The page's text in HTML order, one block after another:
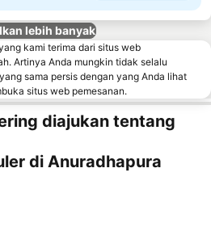
lebih banyak
kami terima dari situs web
Artinya Anda mungkin tidak selalu
sama persis dengan yang Anda lihat
situs web pemesanan.
diajukan tentang
di Anuradhapura